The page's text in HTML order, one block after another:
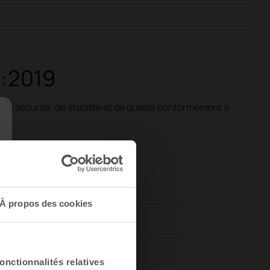
À propos des cookies
relatives
sécurité, de stabilité et de qualité conformément à